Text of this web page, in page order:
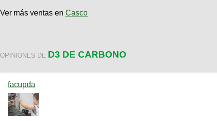
Ver más ventas en Casco
OPINIONES DE D3 DE CARBONO
facupda